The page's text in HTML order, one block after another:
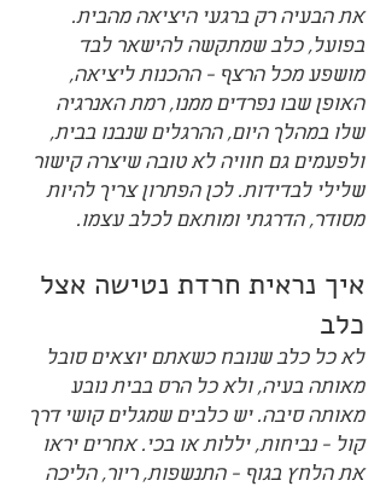
את הבעיה רק ברגעי היציאה מהבית.
בפועל, כלב שמתקשה להישאר לבד
מושפע מכל הרצף - ההכנות ליציאה,
האופן שבו נפרדים ממנו, רמת האנרגיה
שלו במהלך היום, ההרגלים שנבנו בבית,
ולפעמים גם חוויה לא טובה שיצרה קישור
שלילי לבדידות. לכן הפתרון צריך להיות
מסודר, הדרגתי ומותאם לכלב עצמו.
איך נראית חרדת נטישה אצל
כלב
לא כל כלב שנובח כשאתם יוצאים סובל
מאותה בעיה, ולא כל הרס בבית נובע
מאותה סיבה. יש כלבים שמגלים קושי דרך
קול - נביחות, יללות או בכי. אחרים יראו
את הלחץ בגוף - התנשפות, ריור, הליכה